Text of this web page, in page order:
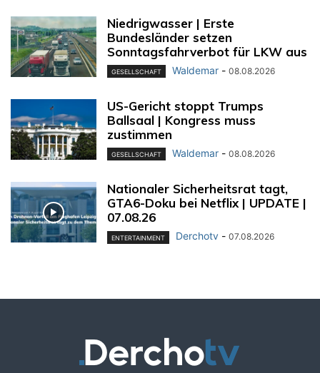
Niedrigwasser | Erste
Bundesländer setzen
Sonntagsfahrverbot für LKW aus
GESELLSCHAFT Waldemar - 08.08.2026
US-Gericht stoppt Trumps
Ballsaal | Kongress muss
zustimmen
GESELLSCHAFT Waldemar - 08.08.2026
Nationaler Sicherheitsrat tagt,
GTA6-Doku bei Netflix | UPDATE |
07.08.26
ENTERTAINMENT Derchotv - 07.08.2026